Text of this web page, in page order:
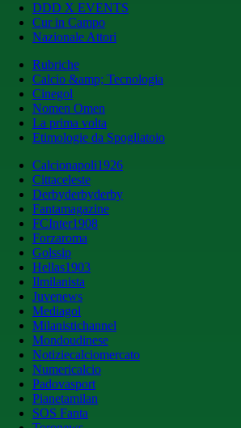
DDD X EVENTS
Cur in Campo
Nazionale Attori
Rubriche
Calcio &amp; Tecnologia
Cinegol
Nomen Omen
La prima volta
Etimologie da Spogliatoio
Calcionapoli1926
Cittaceleste
Derbyderbyderby
Fantamagazine
FCInter1908
Forzaroma
Golssip
Hellas1903
Ilmilanista
Juvenews
Mediagol
Milanistichannel
Mondoudinese
Notiziecalciomercato
Numericalcio
Padovasport
Pianetamilan
SOS Fanta